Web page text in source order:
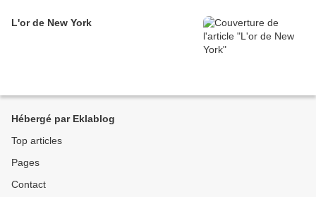
L'or de New York
Hébergé par Eklablog
Top articles
Pages
Contact